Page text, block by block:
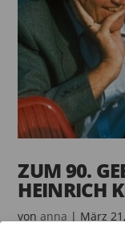
ZUM 90.
HEINRICH
vonanna | März